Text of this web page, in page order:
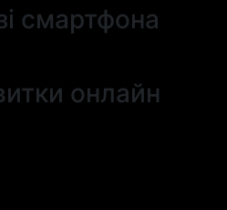
смартфона
онлайн